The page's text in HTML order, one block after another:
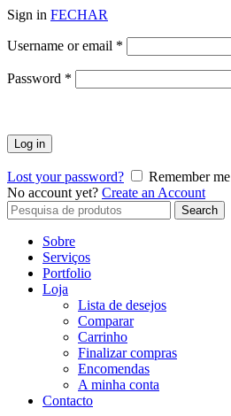
Sign in FECHAR
Username or email *
Password *
Log in
Lost your password?
Remember me
No account yet? Create an Account
Search
for:
Search
Sobre
Serviços
Portfolio
Loja
Lista de desejos
Comparar
Carrinho
Finalizar compras
Encomendas
A minha conta
Contacto